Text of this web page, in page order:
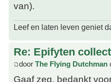
van).
Leef en laten leven geniet
Re: Epifyten
door The Flying Dutchman
Gaaf zeg, bedankt